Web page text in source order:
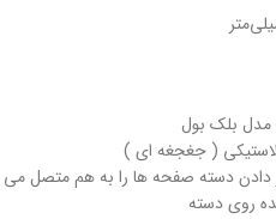
مدل بلک بول
( جغجغه ای )
دسته صفحه ها را به هم متصل می
روی دسته